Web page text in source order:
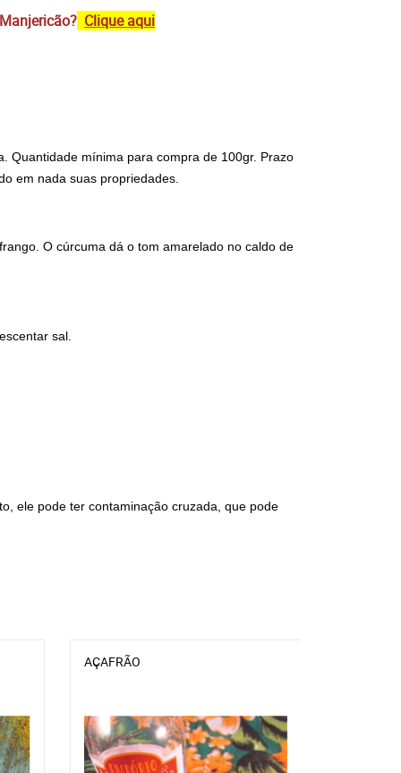
Clique aqui
Quantidade mínima para compra de 100gr. Prazo
em nada suas propriedades.
O cúrcuma dá o tom amarelado no caldo de
sal.
ele pode ter contaminação cruzada, que pode
AÇAFRÃO